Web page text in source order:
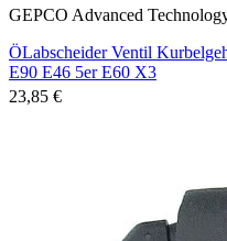
GEPCO Advanced
ÖLabscheider Ventil
E90 E46 5er E60 X3
23,85 €